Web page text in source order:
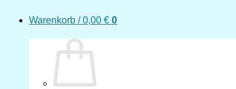
Warenkorb /0,00 € 0